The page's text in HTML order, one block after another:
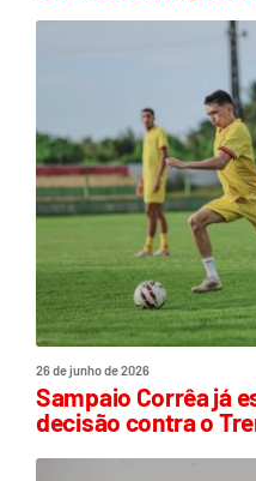
26 de junho de 2026
Sampaio Corrêa já
decisão contra o